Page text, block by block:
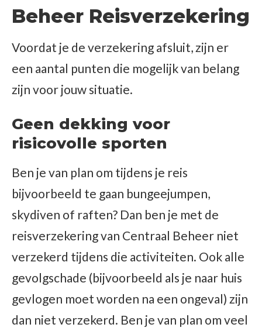
Beheer Reisverzekering
Voordat je de verzekering afsluit, zijn er
een aantal punten die mogelijk van belang
zijn voor jouw situatie.
Geen dekking voor
risicovolle sporten
Ben je van plan om tijdens je reis
bijvoorbeeld te gaan bungeejumpen,
skydiven of raften? Dan ben je met de
reisverzekering van Centraal Beheer niet
verzekerd tijdens die activiteiten. Ook alle
gevolgschade (bijvoorbeeld als je naar huis
gevlogen moet worden na een ongeval) zijn
dan niet verzekerd. Ben je van plan om veel